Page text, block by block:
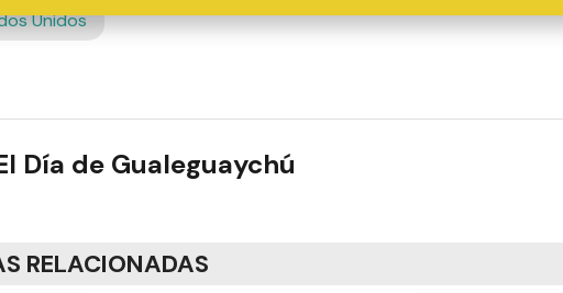
Unidos
Día de Gualeguaychú
RELACIONADAS